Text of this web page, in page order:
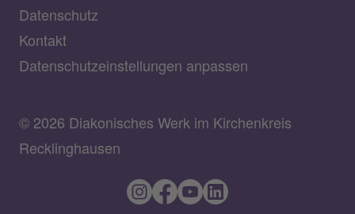
Datenschutz
Kontakt
Datenschutzeinstellungen anpassen
© 2026 Diakonisches Werk im Kirchenkreis
Recklinghausen